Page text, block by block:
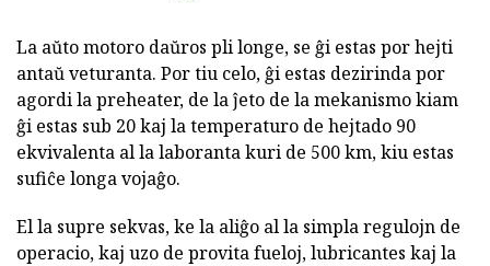
La aŭto motoro daŭros pli longe, se ĝi estas por hejti
antaŭ veturanta. Por tiu celo, ĝi estas dezirinda por
agordi la preheater, de la ĵeto de la mekanismo kiam
ĝi estas sub 20 kaj la temperaturo de hejtado 90
ekvivalenta al la laboranta kuri de 500 km, kiu estas
sufiĉe longa vojaĝo.
El la supre sekvas, ke la aliĝo al la simpla regulojn de
operacio, kaj uzo de provita fueloj, lubricantes kaj la